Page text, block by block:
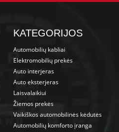
KATEGORIJOS
Automobilių kabliai
Elektromobilių prekės
Auto interjeras
Auto eksterjeras
Laisvalaikiui
Žiemos prekės
Vaikiškos automobilinės kėdutės
Automobilių komforto įranga